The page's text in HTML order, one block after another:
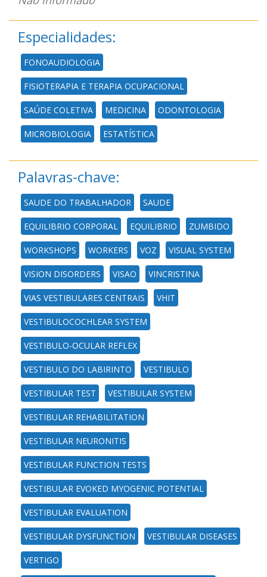
Especialidades:
FONOAUDIOLOGIA
FISIOTERAPIA E TERAPIA OCUPACIONAL
SAÚDE COLETIVA MEDICINA ODONTOLOGIA
MICROBIOLOGIA ESTATÍSTICA
Palavras-chave:
SAUDE DO TRABALHADOR SAUDE
EQUILIBRIO CORPORAL EQUILIBRIO ZUMBIDO
WORKSHOPS WORKERS VOZ VISUAL SYSTEM
VISION DISORDERS VISAO VINCRISTINA
VIAS VESTIBULARES CENTRAIS VHIT
VESTIBULOCOCHLEAR SYSTEM
VESTIBULO-OCULAR REFLEX
VESTIBULO DO LABIRINTO VESTIBULO
VESTIBULAR TEST VESTIBULAR SYSTEM
VESTIBULAR REHABILITATION
VESTIBULAR NEURONITIS
VESTIBULAR FUNCTION TESTS
VESTIBULAR EVOKED MYOGENIC POTENTIAL
VESTIBULAR EVALUATION
VESTIBULAR DYSFUNCTION VESTIBULAR DISEASES
VERTIGO